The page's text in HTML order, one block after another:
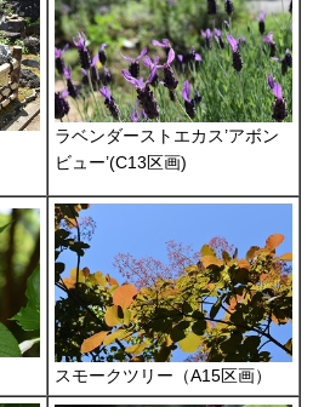
ラベンダーストエカス’アボン
ビュー’(C13区画)
スモークツリー（A15区画）